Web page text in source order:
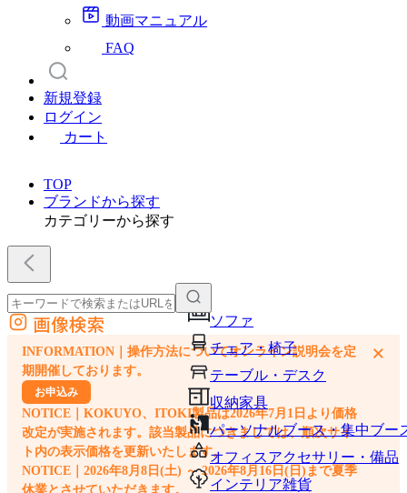
動画マニュアル
FAQ
新規登録
ログイン
カート
TOP
ブランドから探す
カテゴリーから探す
ソファ
チェア・椅子
テーブル・デスク
収納家具
パーソナルブース・集中ブー
オフィスアクセサリー・備品
インテリア雑貨
外部サイトの商品をカートに追加
他のサイトで見つけた商品ページのURLを貼り付けて、カートに追加できます
画像検索
INFORMATION｜操作方法についてオンライン説明会を定
期開催しております。
お申込み
NOTICE｜KOKUYO、ITOKI製品は2026年7月1日より価格
改定が実施されます。該当製品につきましては、順次サイ
ト内の表示価格を更新いたします。
NOTICE｜2026年8月8日(土) ～ 2026年8月16日(日)まで夏季
休業とさせていただきます。
×